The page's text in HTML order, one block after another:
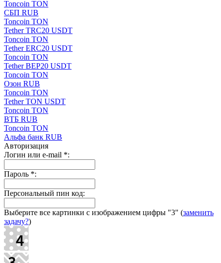
Toncoin TON
СБП RUB
Toncoin TON
Tether TRC20 USDT
Toncoin TON
Tether ERC20 USDT
Toncoin TON
Tether BEP20 USDT
Toncoin TON
Озон RUB
Toncoin TON
Tether TON USDT
Toncoin TON
ВТБ RUB
Toncoin TON
Альфа банк RUB
Авторизация
Логин или e-mail *:
Пароль *:
Персональный пин код:
Выберите все картинки с изображением цифры "3" (заменить
задачу?)